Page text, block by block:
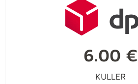
6.00 €
KULLER